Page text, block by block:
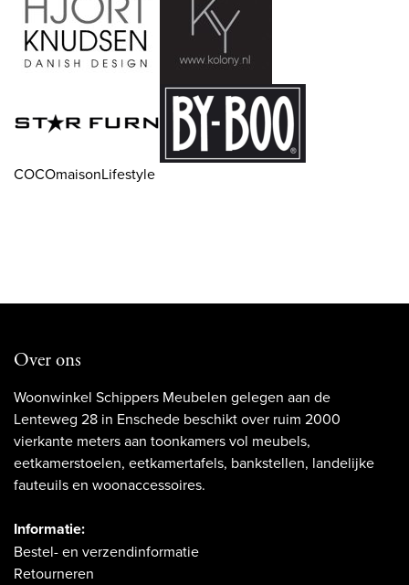
COCOmaisonLifestyle
Over ons
Woonwinkel Schippers Meubelen gelegen aan de
Lenteweg 28 in Enschede beschikt over ruim 2000
vierkante meters aan toonkamers vol meubels,
eetkamerstoelen, eetkamertafels, bankstellen, landelijke
fauteuils en woonaccessoires.
Informatie:
Bestel- en verzendinformatie
Retourneren